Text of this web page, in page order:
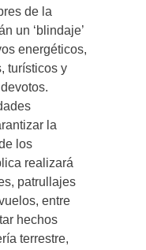
de la
un ‘blindaje’
energéticos,
turísticos y
la
los
realizará
patrullajes
entre
hechos
terrestre,